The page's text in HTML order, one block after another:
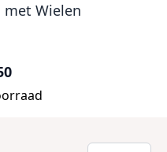
met Wielen